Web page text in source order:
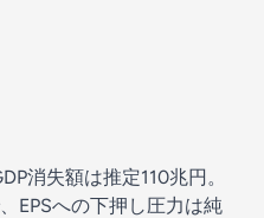
消失額は推定110兆円。
EPSへの下押し圧力は純